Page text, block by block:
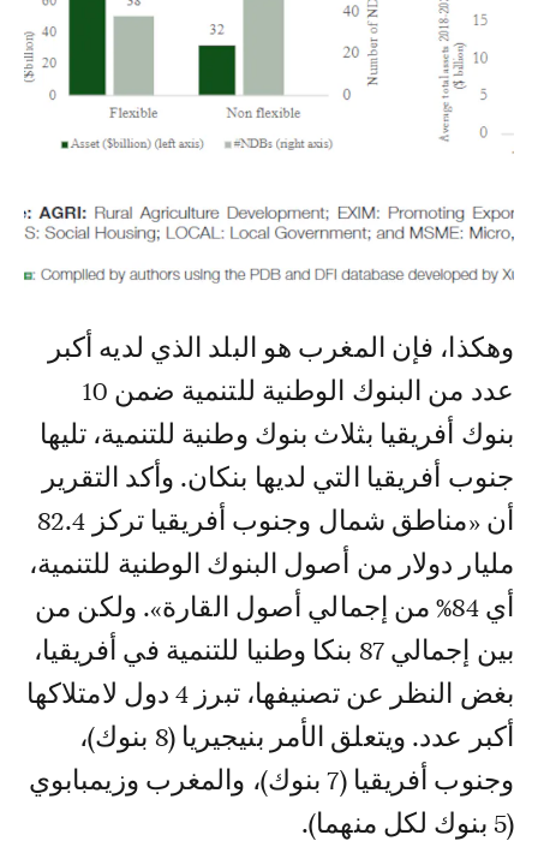
وهكذا، فإن المغرب هو البلد الذي لديه أكبر
عدد من البنوك الوطنية للتنمية ضمن 10
بنوك أفريقيا بثلاث بنوك وطنية للتنمية، تليها
جنوب أفريقيا التي لديها بنكان. وأكد التقرير
أن «مناطق شمال وجنوب أفريقيا تركز 82.4
مليار دولار من أصول البنوك الوطنية للتنمية،
أي 84% من إجمالي أصول القارة». ولكن من
بين إجمالي 87 بنكا وطنيا للتنمية في أفريقيا،
بغض النظر عن تصنيفها، تبرز 4 دول لامتلاكها
أكبر عدد. ويتعلق الأمر بنيجيريا (8 بنوك)،
وجنوب أفريقيا (7 بنوك)، والمغرب وزيمبابوي
(5 بنوك لكل منهما).